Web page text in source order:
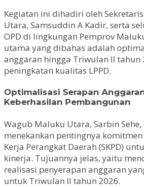
Kegiatan ini dihadiri oleh
Utara, Samsuddin A Kadir, serta
OPD di lingkungan Pemprov
utama yang dibahas adalah
anggaran hingga Triwulan II tahun
peningkatan kualitas LPPD.
Optimalisasi Serapan
Keberhasilan Pembangunan
Wagub Maluku Utara, Sarbin
menekankan pentingnya
Kerja Perangkat Daerah (SKPD)
kinerja. Tujuannya jelas, yaitu
realisasi penyerapan anggaran
untuk Triwulan II tahun 2026.